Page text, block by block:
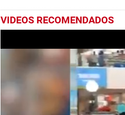
VIDEOS RECOMENDADOS